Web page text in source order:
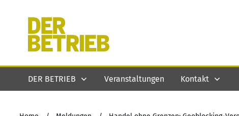
DER BETRIEB Veranstaltungen Kontakt